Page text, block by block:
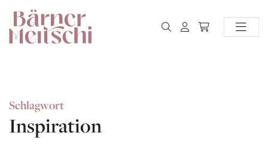
Schlagwort
Inspiration